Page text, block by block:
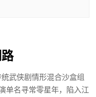
武侠剧情形混合沙盒组
单名寻常零星年，陷入江